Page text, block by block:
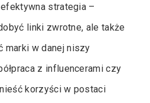
strategia –
linki zwrotne, ale także
marki w danej niszy
z influencerami czy
korzyści w postaci